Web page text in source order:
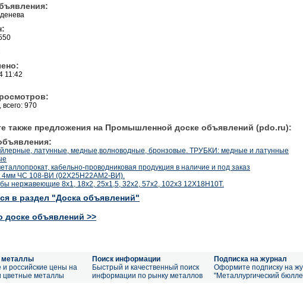
11:42
всего: 970
также предложения на Промышленной доске объявлений (pdo.ru):
латунные, медные,волноводные, бронзовые. ТРУБКИ: медные и латунные
кабельно-проводниковая продукция в наличие и под заказ
4мм ЧС 108-ВИ (02Х25Н22АМ2-ВИ).
нержавеющие 8х1, 18х2, 25х1,5, 32х2, 57х2, 102х3 12Х18Н10Т.
в раздел "Доска объявлений"
доске объявлений >>
металлы
российские цены на
цветные металлы
Поиск информации
Быстрый и качественный поиск
информации по рынку металлов
Подписка на журнал
Оформите подписку на
"Металлургический